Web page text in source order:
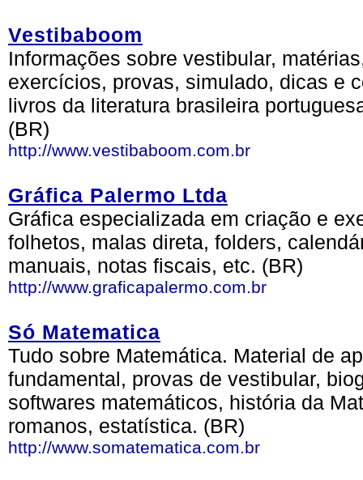
Vestibaboom
Informações sobre vestibular,
exercícios, provas, simulado, dicas e
livros da literatura brasileira
(BR)
http://www.vestibaboom.com.br
Gráfica Palermo Ltda
Gráfica especializada em criação e
folhetos, malas direta, folders,
manuais, notas fiscais, etc. (BR)
http://www.graficapalermo.com.br
Só Matematica
Tudo sobre Matemática. Material de
fundamental, provas de vestibular,
softwares matemáticos, história da
romanos, estatística. (BR)
http://www.somatematica.com.br